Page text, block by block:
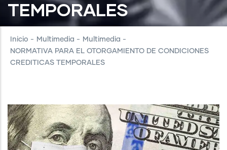
TEMPORALES
Inicio - Multimedia - Multimedia -
NORMATIVA PARA EL OTORGAMIENTO DE CONDICIONES
CREDITICAS TEMPORALES